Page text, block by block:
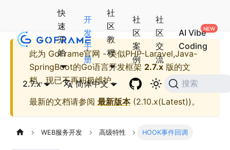
快
速
开
始
开
发
手
册
社
区
教
程
社
区
案
例
社
区
交
流
AI Vibe
Coding
2.7.x 简体中文 搜索
此为 GoFrame官网 - 类似PHP-Laravel,Java-
SpringBoot的Go语言开发框架 2.7.x 版的文
档，现已不再积极维护。
最新的文档请参阅 最新版本(2.10.x(Latest))。
WEB服务开发 高级特性 HOOK事件回调